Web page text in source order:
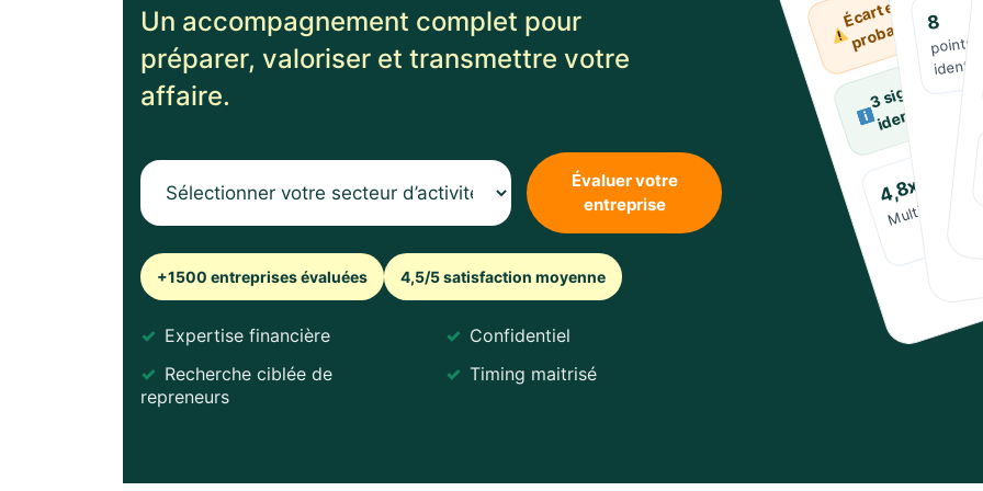
Un accompagnement complet pour
préparer, valoriser et transmettre votre
affaire.
Évaluer votre
entreprise
+1500 entreprises évaluées 4,5/5 satisfaction moyenne
Expertise financière
Confidentiel
Recherche ciblée de
repreneurs
Timing maitrisé
e
s
4,8x
Multiple
8
points